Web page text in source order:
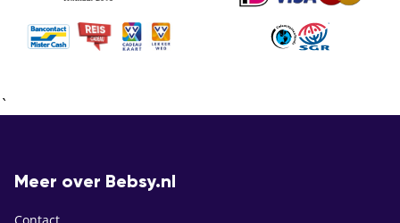
`
Meer over Bebsy.nl